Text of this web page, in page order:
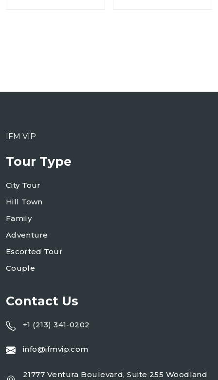
IFM VIP
Tour Type
City Tour
Hill Town
Family
Adventure
Escorted Tour
Couple
Contact Us
+1 (213) 341-0202
info@ifmvip.com
21777 Ventura Boulevard, Suite 255 Woodland